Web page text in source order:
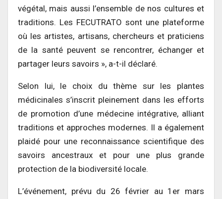
végétal, mais aussi l’ensemble de nos cultures et
traditions. Les FECUTRATO sont une plateforme
où les artistes, artisans, chercheurs et praticiens
de la santé peuvent se rencontrer, échanger et
partager leurs savoirs », a-t-il déclaré.
Selon lui, le choix du thème sur les plantes
médicinales s’inscrit pleinement dans les efforts
de promotion d’une médecine intégrative, alliant
traditions et approches modernes. Il a également
plaidé pour une reconnaissance scientifique des
savoirs ancestraux et pour une plus grande
protection de la biodiversité locale.
L’événement, prévu du 26 février au 1er mars